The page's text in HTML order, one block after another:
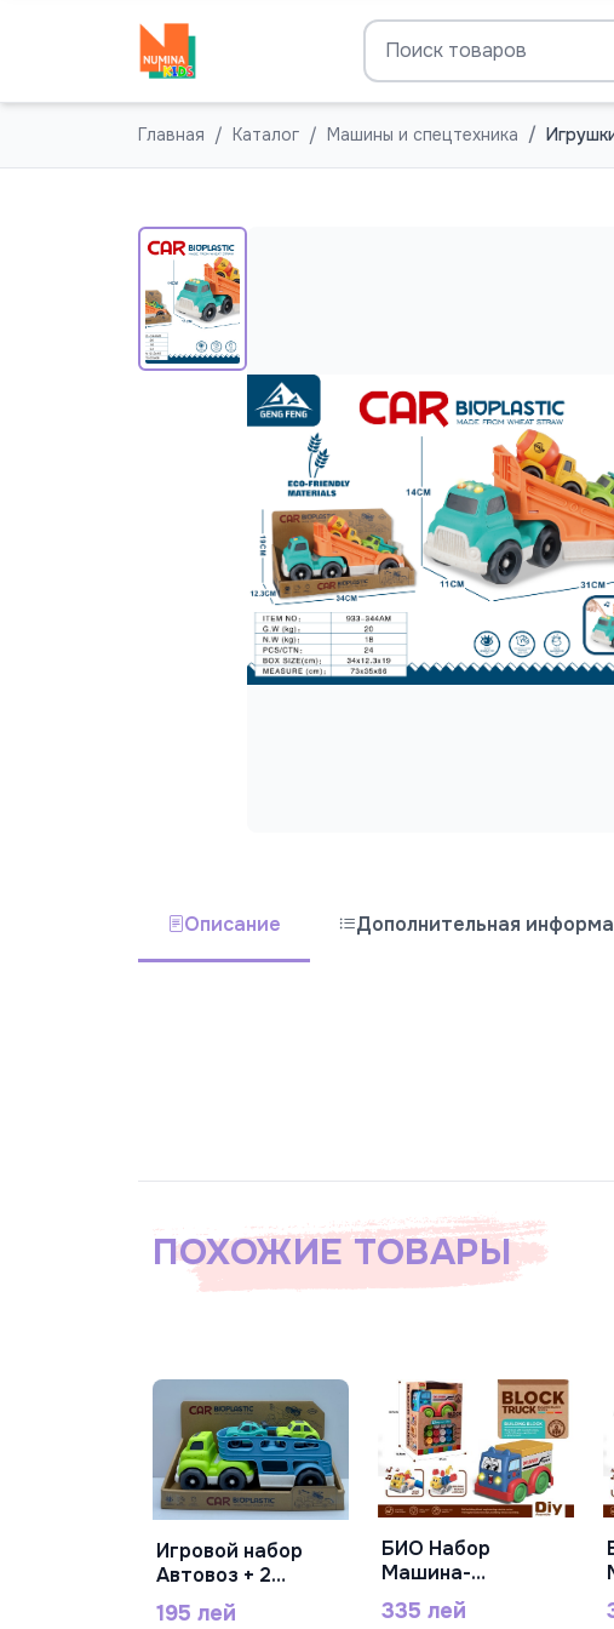
Главная Каталог Машины и спецтехника
Описание Дополнительная
ПОХОЖИЕ ТОВАРЫ
В Корзину
Игровой набор
Автовоз + 2
машинки
биопластик
195 лей
В Корзину
БИО Набор
Машина-
конструктор 23
дет.,с подсветкой
335 лей